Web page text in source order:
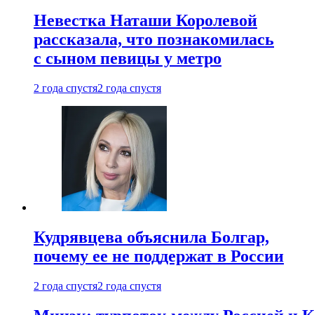
Невестка Наташи Королевой
рассказала, что познакомилась
с сыном певицы у метро
2 года спустя2 года спустя
Кудрявцева объяснила Болгар,
почему ее не поддержат в России
2 года спустя2 года спустя